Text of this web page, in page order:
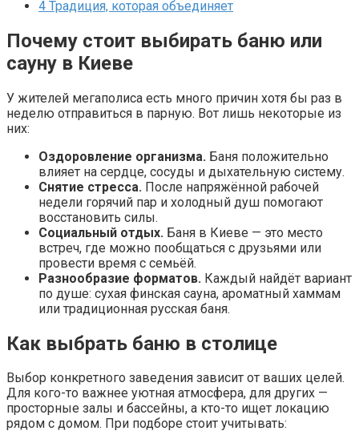
4 Традиция, которая объединяет
Почему стоит выбирать баню или
сауну в Киеве
У жителей мегаполиса есть много причин хотя бы раз в
неделю отправиться в парную. Вот лишь некоторые из
них:
Оздоровление организма. Баня положительно
влияет на сердце, сосуды и дыхательную систему.
Снятие стресса. После напряжённой рабочей
недели горячий пар и холодный душ помогают
восстановить силы.
Социальный отдых. Баня в Киеве — это место
встреч, где можно пообщаться с друзьями или
провести время с семьёй.
Разнообразие форматов. Каждый найдёт вариант
по душе: сухая финская сауна, ароматный хаммам
или традиционная русская баня.
Как выбрать баню в столице
Выбор конкретного заведения зависит от ваших целей.
Для кого-то важнее уютная атмосфера, для других —
просторные залы и бассейны, а кто-то ищет локацию
рядом с домом. При подборе стоит учитывать: